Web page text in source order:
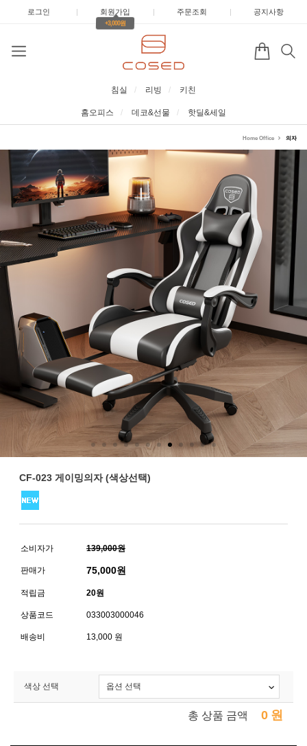
로그인 | 회원가입 |
+3,000원
주문조회 | 공지사항
침실 리빙 키친
홈오피스 데코&선물 핫딜&세일
Home Office 의자
CF-023 게이밍의자 (색상선택)
소비자가 139,000원
판매가 75,000원
적립금 20원
상품코드 033003000046
배송비 13,000 원
색상 선택
총 상품 금액 0 원